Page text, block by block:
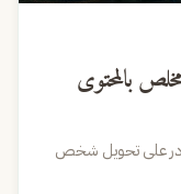
بالمحتوى
على تحويل شخص